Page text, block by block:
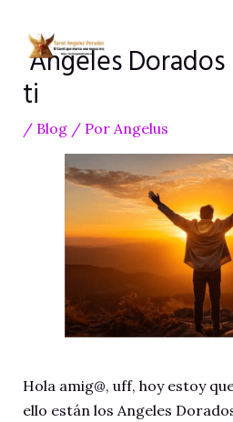
contenido
Angeles
ti
/ Blog/ Por Angelus
Hola amig@, uff, hoy estoy
ello están los Angeles